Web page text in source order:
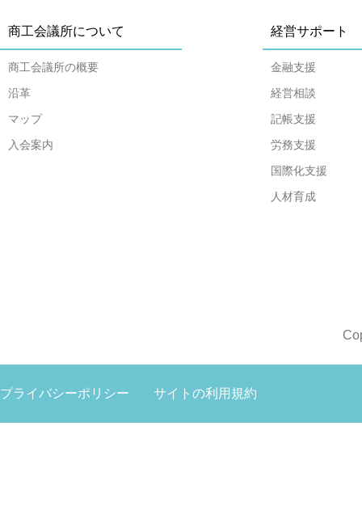
商工会議所について
商工会議所の概要
沿革
マップ
入会案内
経営サポート
金融支援
経営相談
記帳支援
労務支援
国際化支援
人材育成
プライバシーポリシー サイトの利用規約